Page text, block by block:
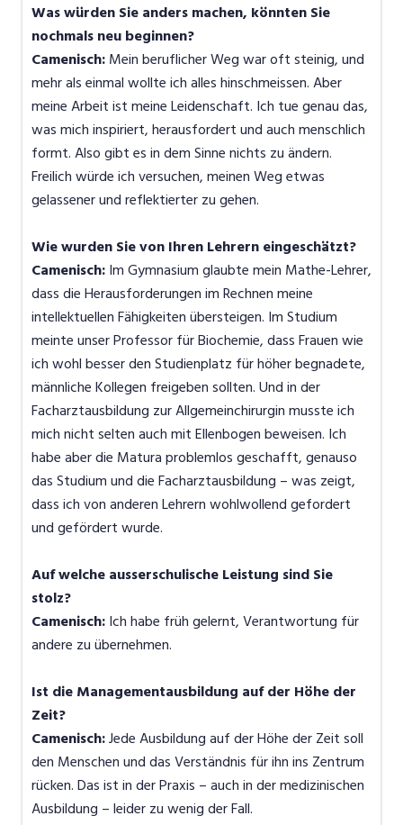
Was würden Sie anders machen, könnten Sie
nochmals neu beginnen?
Camenisch:Mein beruflicher Weg war oft steinig, und
mehr als einmal wollte ich alles hinschmeissen. Aber
meine Arbeit ist meine Leidenschaft. Ich tue genau das,
was mich inspiriert, herausfordert und auch menschlich
formt. Also gibt es in dem Sinne nichts zu ändern.
Freilich würde ich versuchen, meinen Weg etwas
gelassener und reflektierter zu gehen.
Wie wurden Sie von Ihren Lehrern eingeschätzt?
Camenisch:Im Gymnasium glaubte mein Mathe-Lehrer,
dass die Herausforderungen im Rechnen meine
intellektuellen Fähigkeiten übersteigen. Im Studium
meinte unser Professor für Biochemie, dass Frauen wie
ich wohl besser den Studienplatz für höher begnadete,
männliche Kollegen freigeben sollten. Und in der
Facharztausbildung zur Allgemeinchirurgin musste ich
mich nicht selten auch mit Ellenbogen beweisen. Ich
habe aber die Matura problemlos geschafft, genauso
das Studium und die Facharztausbildung – was zeigt,
dass ich von anderen Lehrern wohlwollend gefordert
und gefördert wurde.
Auf welche ausserschulische Leistung sind Sie
stolz?
Camenisch:Ich habe früh gelernt, Verantwortung für
andere zu übernehmen.
Ist die Managementausbildung auf der Höhe der
Zeit?
Camenisch:Jede Ausbildung auf der Höhe der Zeit soll
den Menschen und das Verständnis für ihn ins Zentrum
rücken. Das ist in der Praxis – auch in der medizinischen
Ausbildung – leider zu wenig der Fall.